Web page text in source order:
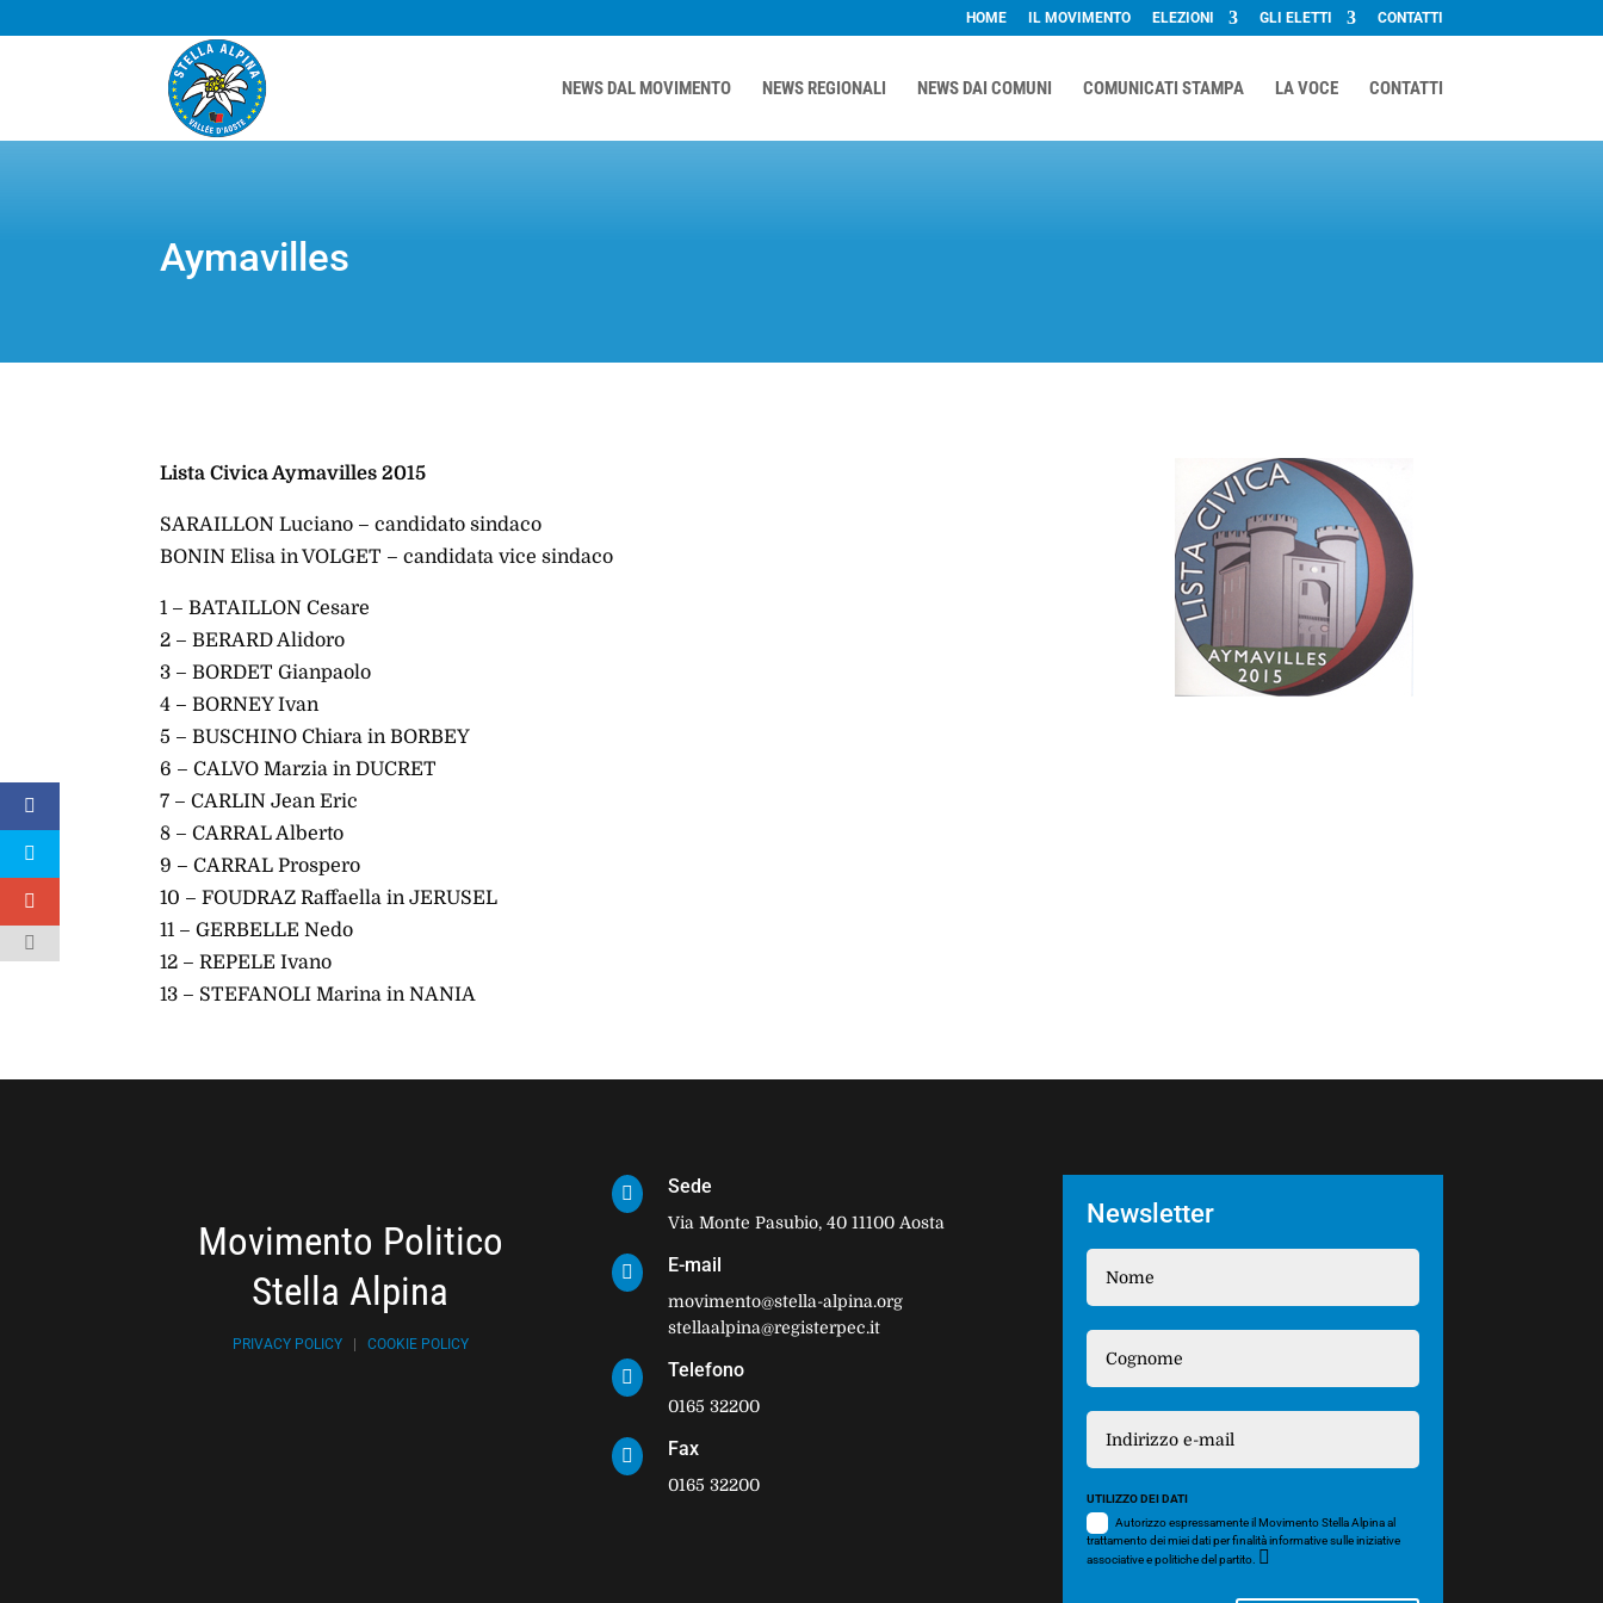
HOME IL MOVIMENTO ELEZIONI GLI ELETTI CONTATTI
NEWS DAL MOVIMENTO NEWS REGIONALI NEWS DAI COMUNI COMUNICATI STAMPA LA VOCE CONTATTI
Aymavilles
Lista Civica Aymavilles 2015
SARAILLON Luciano – candidato sindaco
BONIN Elisa in VOLGET – candidata vice sindaco
1 – BATAILLON Cesare
2 – BERARD Alidoro
3 – BORDET Gianpaolo
4 – BORNEY Ivan
5 – BUSCHINO Chiara in BORBEY
6 – CALVO Marzia in DUCRET
7 – CARLIN Jean Eric
8 – CARRAL Alberto
9 – CARRAL Prospero
10 – FOUDRAZ Raffaella in JERUSEL
11 – GERBELLE Nedo
12 – REPELE Ivano
13 – STEFANOLI Marina in NANIA
Movimento Politico
Stella Alpina
PRIVACY POLICY| COOKIE POLICY
 Sede
Via Monte Pasubio, 40 11100 Aosta
 E-mail
movimento@stella-alpina.org
stellaalpina@registerpec.it
 Telefono
0165 32200
 Fax
0165 32200
Newsletter
UTILIZZO DEI DATI
Autorizzo espressamente il Movimento Stella Alpina al
trattamento dei miei dati per finalità informative sulle iniziative
associative e politiche del partito.